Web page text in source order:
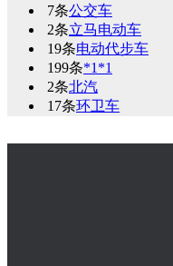
7条公交车
2条立马电动车
19条电动代步车
199条*1*1
2条北汽
17条环卫车